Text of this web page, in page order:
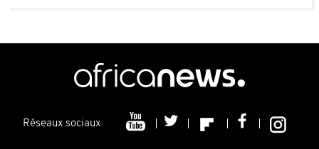
Réseaux sociaux